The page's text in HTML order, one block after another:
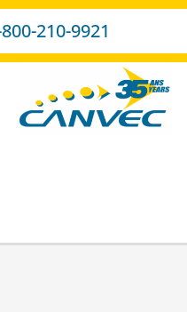
210-9921